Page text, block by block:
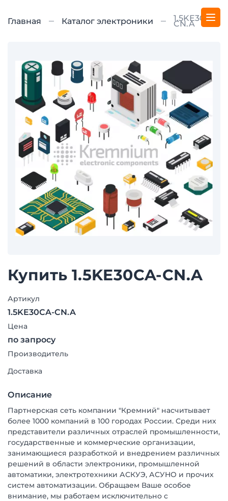
Главная Каталог электроники 1.5KE30CA-
CN.A
Купить 1.5KE30CA-CN.A
Артикул
1.5KE30CA-CN.A
Цена
по запросу
Производитель
Доставка
Описание
Партнерская сеть компании "Кремний" насчитывает
более 1000 компаний в 100 городах России. Среди них
представители различных отраслей промышленности,
государственные и коммерческие организации,
занимающиеся разработкой и внедрением различных
решений в области электроники, промышленной
автоматики, электротехники АСКУЭ, АСУНО и прочих
систем автоматизации. Обращаем Ваше особое
внимание, мы работаем исключительно с